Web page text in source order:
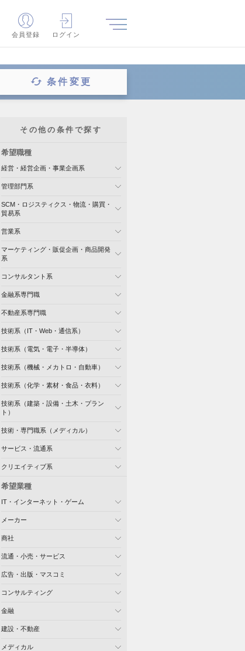
会員登録 ログイン
条件変更
その他の条件で探す
希望職種
経営・経営企画・事業企画系
管理部門系
SCM・ロジスティクス・物流・購買・
貿易系
営業系
マーケティング・販促企画・商品開発
系
コンサルタント系
金融系専門職
不動産系専門職
技術系（IT・Web・通信系）
技術系（電気・電子・半導体）
技術系（機械・メカトロ・自動車）
技術系（化学・素材・食品・衣料）
技術系（建築・設備・土木・プラン
ト）
技術・専門職系（メディカル）
サービス・流通系
クリエイティブ系
希望業種
IT・インターネット・ゲーム
メーカー
商社
流通・小売・サービス
広告・出版・マスコミ
コンサルティング
金融
建設・不動産
メディカル